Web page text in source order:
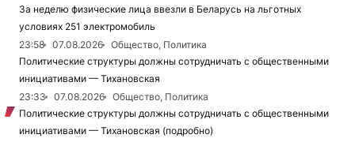
За неделю физические лица ввезли в Беларусь на льготных
условиях 251 электромобиль
23:58
07.08.2026
Общество, Политика
Политические структуры должны сотрудничать с общественными
инициативами — Тихановская
23:33
07.08.2026
Общество, Политика
Политические структуры должны сотрудничать с общественными
инициативами — Тихановская (подробно)